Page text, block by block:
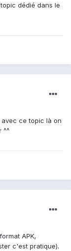
dédié dans le
ce topic là on
^^
APK,
c'est pratique).